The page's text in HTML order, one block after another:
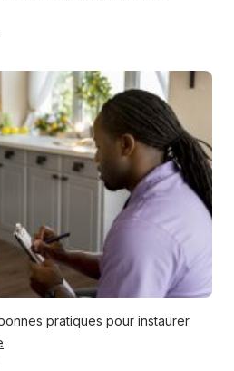
pratiques pour instaurer